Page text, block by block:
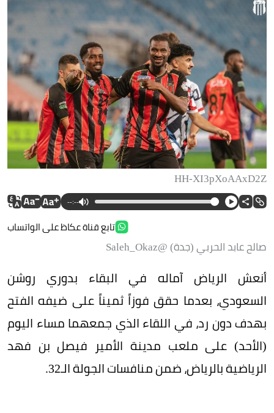
HH-XI3pXoAAxD2Z
--:--
تابع قناة عكاظ على الواتساب
صالح عابد الحربي (جدة) @Saleh_Okaz
أنعش الرياض آماله في البقاء بدوري روشن
السعودي، بعدما حقق فوزاً ثميناً على ضيفه الفتح
بهدف دون رد، في اللقاء الذي جمعهما مساء اليوم
(الأحد) على ملعب مدينة الأمير فيصل بن فهد
الرياضية بالرياض، ضمن منافسات الجولة الـ32.